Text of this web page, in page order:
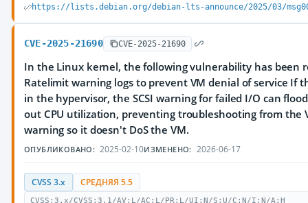
https://lists.debian.org/debian-lts-announce/2025/03/
CVE-2025-21690 CVE-2025-21690
In the Linux kernel, the following vulnerability has been
Ratelimit warning logs to prevent VM denial of service If
in the hypervisor, the SCSI warning for failed I/O can
out CPU utilization, preventing troubleshooting from the
warning so it doesn't DoS the VM.
ОПУБЛИКОВАНО: 2025-02-10ИЗМЕНЕНО: 2026-06-17
CVSS 3.x СРЕДНЯЯ 5.5
CVSS:3.x/CVSS:3.1/AV:L/AC:L/PR:L/UI:N/S:U/C:N/I:N/A:H